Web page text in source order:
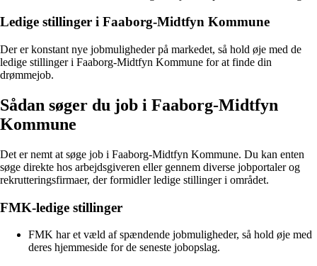
Ledige stillinger i Faaborg-Midtfyn Kommune
Der er konstant nye jobmuligheder på markedet, så hold øje med de
ledige stillinger i Faaborg-Midtfyn Kommune for at finde din
drømmejob.
Sådan søger du job i Faaborg-Midtfyn
Kommune
Det er nemt at søge job i Faaborg-Midtfyn Kommune. Du kan enten
søge direkte hos arbejdsgiveren eller gennem diverse jobportaler og
rekrutteringsfirmaer, der formidler ledige stillinger i området.
FMK-ledige stillinger
FMK har et væld af spændende jobmuligheder, så hold øje med
deres hjemmeside for de seneste jobopslag.